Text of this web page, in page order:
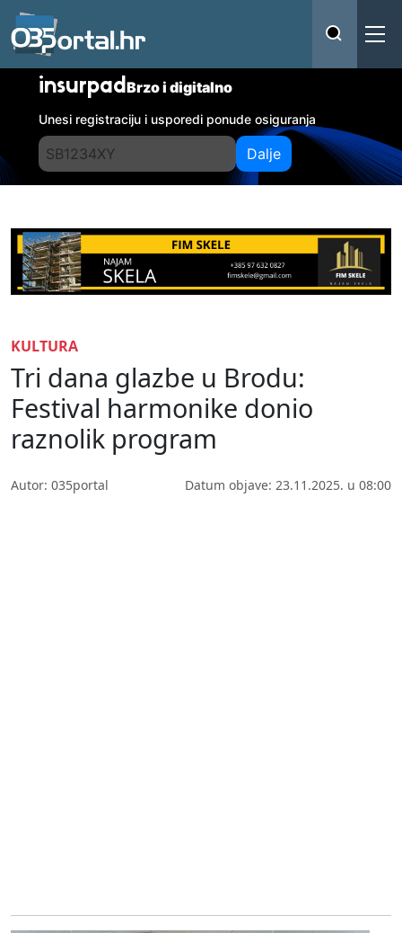
insurpadBrzo i digitalno
Unesi registraciju i usporedi ponude osiguranja
Dalje
KULTURA
Tri dana glazbe u Brodu:
Festival harmonike donio
raznolik program
Autor: 035portal Datum objave: 23.11.2025. u 08:00